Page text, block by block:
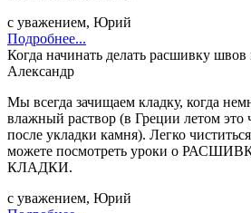
с уважением, Юрий
Подробнее...
Когда начинать делать расшивку
Александр
Мы всегда зачищаем кладку, когда
влажный раствор (в Греции летом это
после укладки камня). Легко
можете посмотреть уроки о
КЛАДКИ.
с уважением, Юрий